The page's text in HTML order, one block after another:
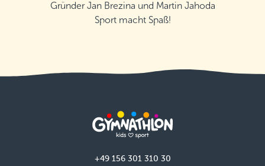
Gründer Jan Brezina und Martin Jahoda
Sport macht Spaß!
+49 156 301 310 30